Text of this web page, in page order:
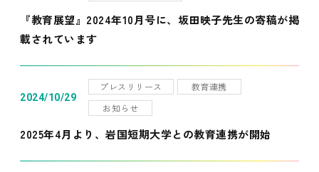
『教育展望』2024年10月号に、坂田映子先生の寄稿が掲
載されています
2024/10/29
プレスリリース
教育連携
お知らせ
2025年4月より、岩国短期大学との教育連携が開始